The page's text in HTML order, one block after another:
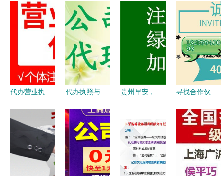
代办营业执
南 专业代
理代办的三
大好处与注
代办执照与
可证全攻略
无地址注册
公司的最新
选择
贵州早安，
办指南 让
资质审批成
为我的幸运
符
寻找合作伙
们的代办代
理，开启副
业新篇章